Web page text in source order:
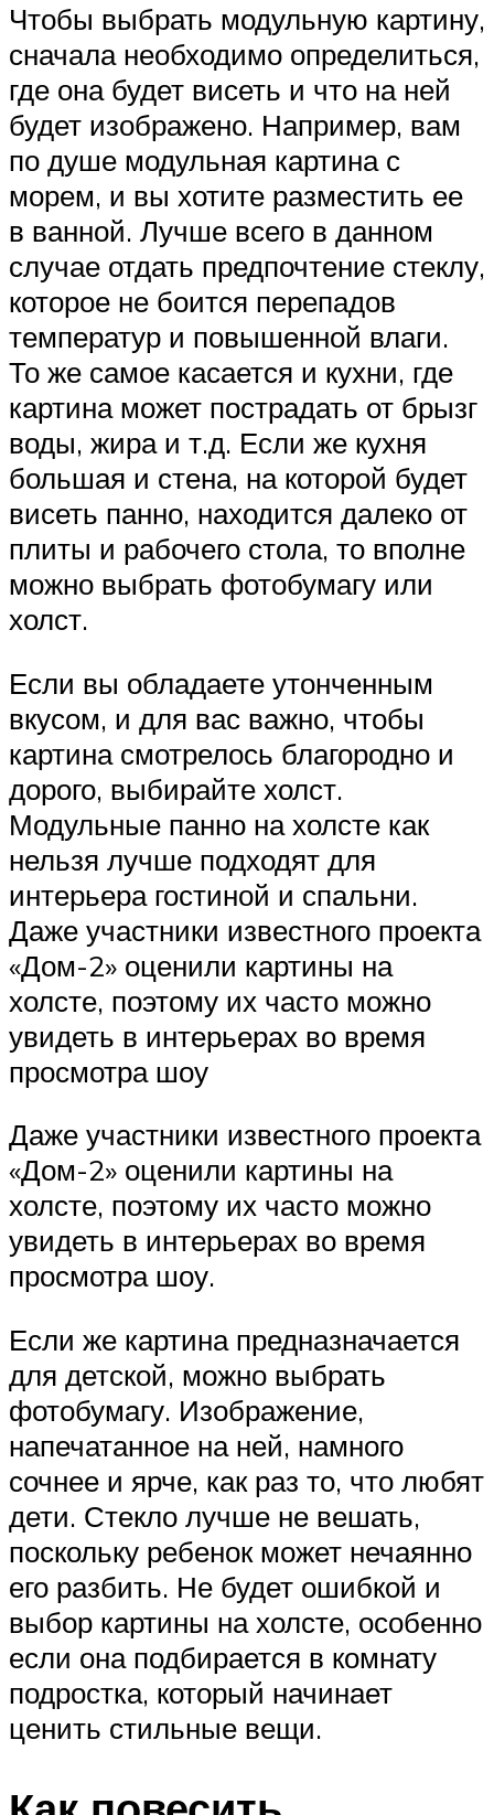
Чтобы выбрать модульную картину,
сначала необходимо определиться,
где она будет висеть и что на ней
будет изображено. Например, вам
по душе модульная картина с
морем, и вы хотите разместить ее
в ванной. Лучше всего в данном
случае отдать предпочтение стеклу,
которое не боится перепадов
температур и повышенной влаги.
То же самое касается и кухни, где
картина может пострадать от брызг
воды, жира и т.д. Если же кухня
большая и стена, на которой будет
висеть панно, находится далеко от
плиты и рабочего стола, то вполне
можно выбрать фотобумагу или
холст.
Если вы обладаете утонченным
вкусом, и для вас важно, чтобы
картина смотрелось благородно и
дорого, выбирайте холст.
Модульные панно на холсте как
нельзя лучше подходят для
интерьера гостиной и спальни.
Даже участники известного проекта
«Дом-2» оценили картины на
холсте, поэтому их часто можно
увидеть в интерьерах во время
просмотра шоу
Даже участники известного проекта
«Дом-2» оценили картины на
холсте, поэтому их часто можно
увидеть в интерьерах во время
просмотра шоу.
Если же картина предназначается
для детской, можно выбрать
фотобумагу. Изображение,
напечатанное на ней, намного
сочнее и ярче, как раз то, что любят
дети. Стекло лучше не вешать,
поскольку ребенок может нечаянно
его разбить. Не будет ошибкой и
выбор картины на холсте, особенно
если она подбирается в комнату
подростка, который начинает
ценить стильные вещи.